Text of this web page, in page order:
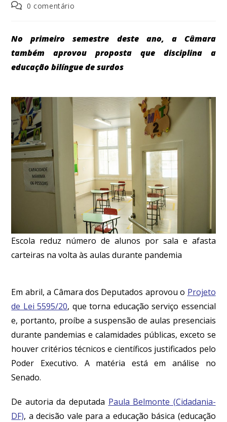
0 comentário
No primeiro semestre deste ano, a Câmara
também aprovou proposta que disciplina a
educação bilíngue de surdos
Escola reduz número de alunos por sala e afasta
carteiras na volta às aulas durante pandemia
Em abril, a Câmara dos Deputados aprovou o Projeto
de Lei 5595/20, que torna educação serviço essencial
e, portanto, proíbe a suspensão de aulas presenciais
durante pandemias e calamidades públicas, exceto se
houver critérios técnicos e científicos justificados pelo
Poder Executivo. A matéria está em análise no
Senado.
De autoria da deputada Paula Belmonte (Cidadania-
DF), a decisão vale para a educação básica (educação